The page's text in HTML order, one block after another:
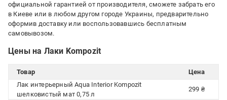
официальной гарантией от производителя, сможете забрать его
в Киеве или в любом другом городе Украины, предварительно
оформив доставку или воспользовавшись бесплатным
самовывозом.
Цены на Лаки Kompozit
Товар
Цена
Лак интерьерный Aqua Interior Kompozit
шелковистый мат 0,75 л
299 ₴